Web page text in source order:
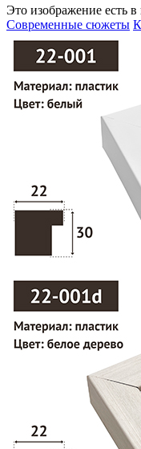
Это изображение есть в
Современные сюжеты